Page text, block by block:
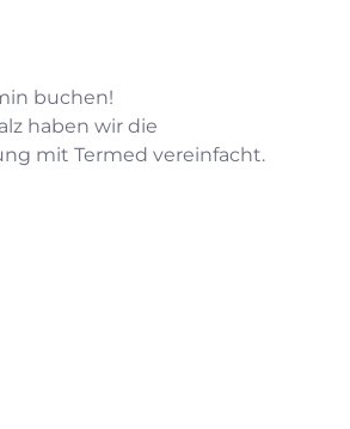
buchen!
haben wir die
mit Termed vereinfacht.